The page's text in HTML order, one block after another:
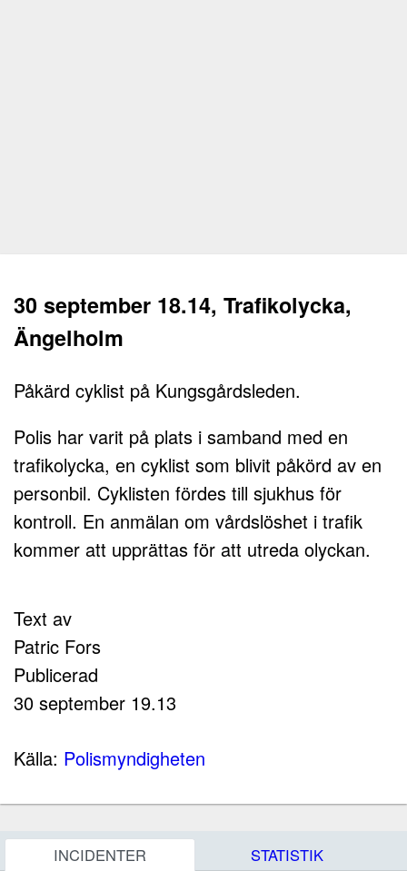
30 september 18.14, Trafikolycka,
Ängelholm
Påkärd cyklist på Kungsgårdsleden.
Polis har varit på plats i samband med en
trafikolycka, en cyklist som blivit påkörd av en
personbil. Cyklisten fördes till sjukhus för
kontroll. En anmälan om vårdslöshet i trafik
kommer att upprättas för att utreda olyckan.
Text av
Patric Fors
Publicerad
30 september 19.13
Källa: Polismyndigheten
INCIDENTER STATISTIK